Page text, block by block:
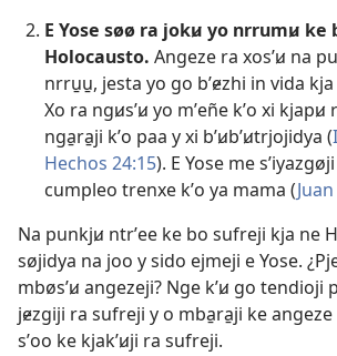
E Yose søø ra jokꞹ yo nrrumꞹ ke
Holocausto. Angeze ra xosʼꞹ na
nrru̱u̱, jesta yo go bʼɇzhi in vida
Xo ra ngꞹsʼꞹ yo mʼeñe kʼo xi
nga̱ra̱ji kʼo paa y xi bʼꞹbʼꞹtrjojidya (
Hechos 24:15). E Yose me
cumpleo trenxe kʼo ya mama (
Na punkjꞹ ntrʼee ke bo sufreji kja ne
søjidya na joo y sido ejmeji e Yose.
mbøsʼꞹ angezeji? Nge kʼꞹ go tendioji
jɇzgiji ra sufreji y o mba̱ra̱ji ke angeze
sʼoo ke kjakʼꞹji ra sufreji.